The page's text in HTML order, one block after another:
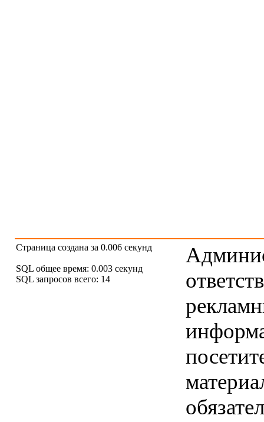
Страница создана за 0.006 секунд
SQL общее время: 0.003 секунд
SQL запросов всего: 14